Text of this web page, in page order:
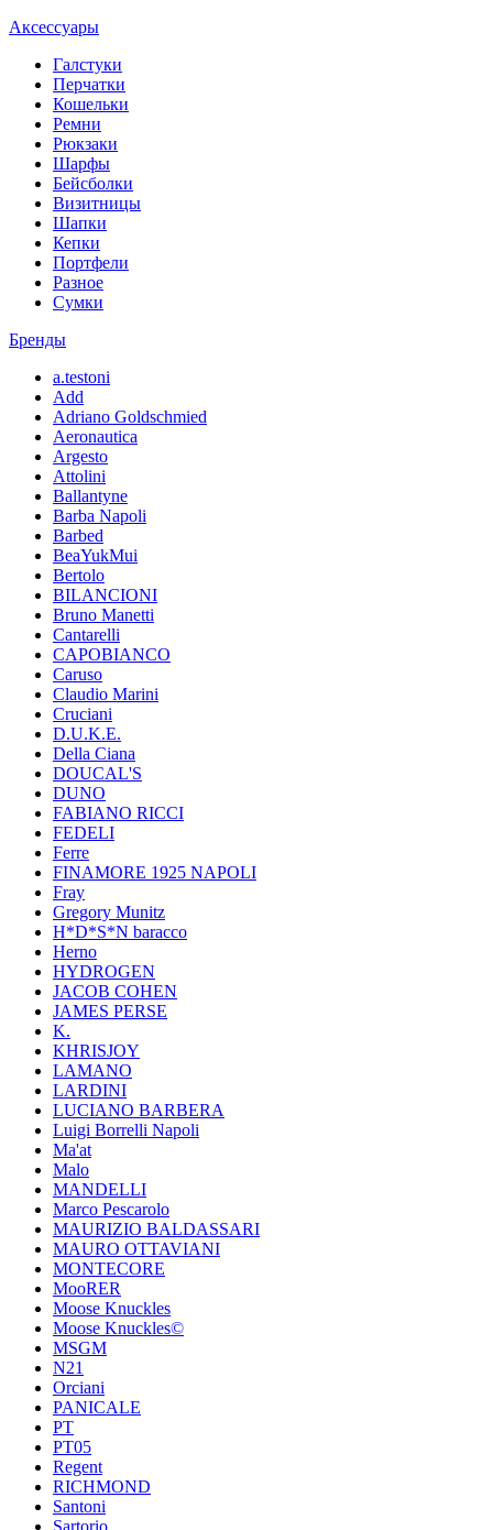
Аксессуары
Галстуки
Перчатки
Кошельки
Ремни
Рюкзаки
Шарфы
Бейсболки
Визитницы
Шапки
Кепки
Портфели
Разное
Сумки
Бренды
a.testoni
Add
Adriano Goldschmied
Aeronautica
Argesto
Attolini
Ballantyne
Barba Napoli
Barbed
BeaYukMui
Bertolo
BILANCIONI
Bruno Manetti
Cantarelli
CAPOBIANCO
Caruso
Claudio Marini
Cruciani
D.U.K.E.
Della Ciana
DOUCAL'S
DUNO
FABIANO RICCI
FEDELI
Ferre
FINAMORE 1925 NAPOLI
Fray
Gregory Munitz
H*D*S*N baracco
Herno
HYDROGEN
JACOB COHEN
JAMES PERSE
K.
KHRISJOY
LAMANO
LARDINI
LUCIANO BARBERA
Luigi Borrelli Napoli
Ma'at
Malo
MANDELLI
Marco Pescarolo
MAURIZIO BALDASSARI
MAURO OTTAVIANI
MONTECORE
MooRER
Moose Knuckles
Moose Knuckles©️
MSGM
N21
Orciani
PANICALE
PT
PT05
Regent
RICHMOND
Santoni
Sartorio